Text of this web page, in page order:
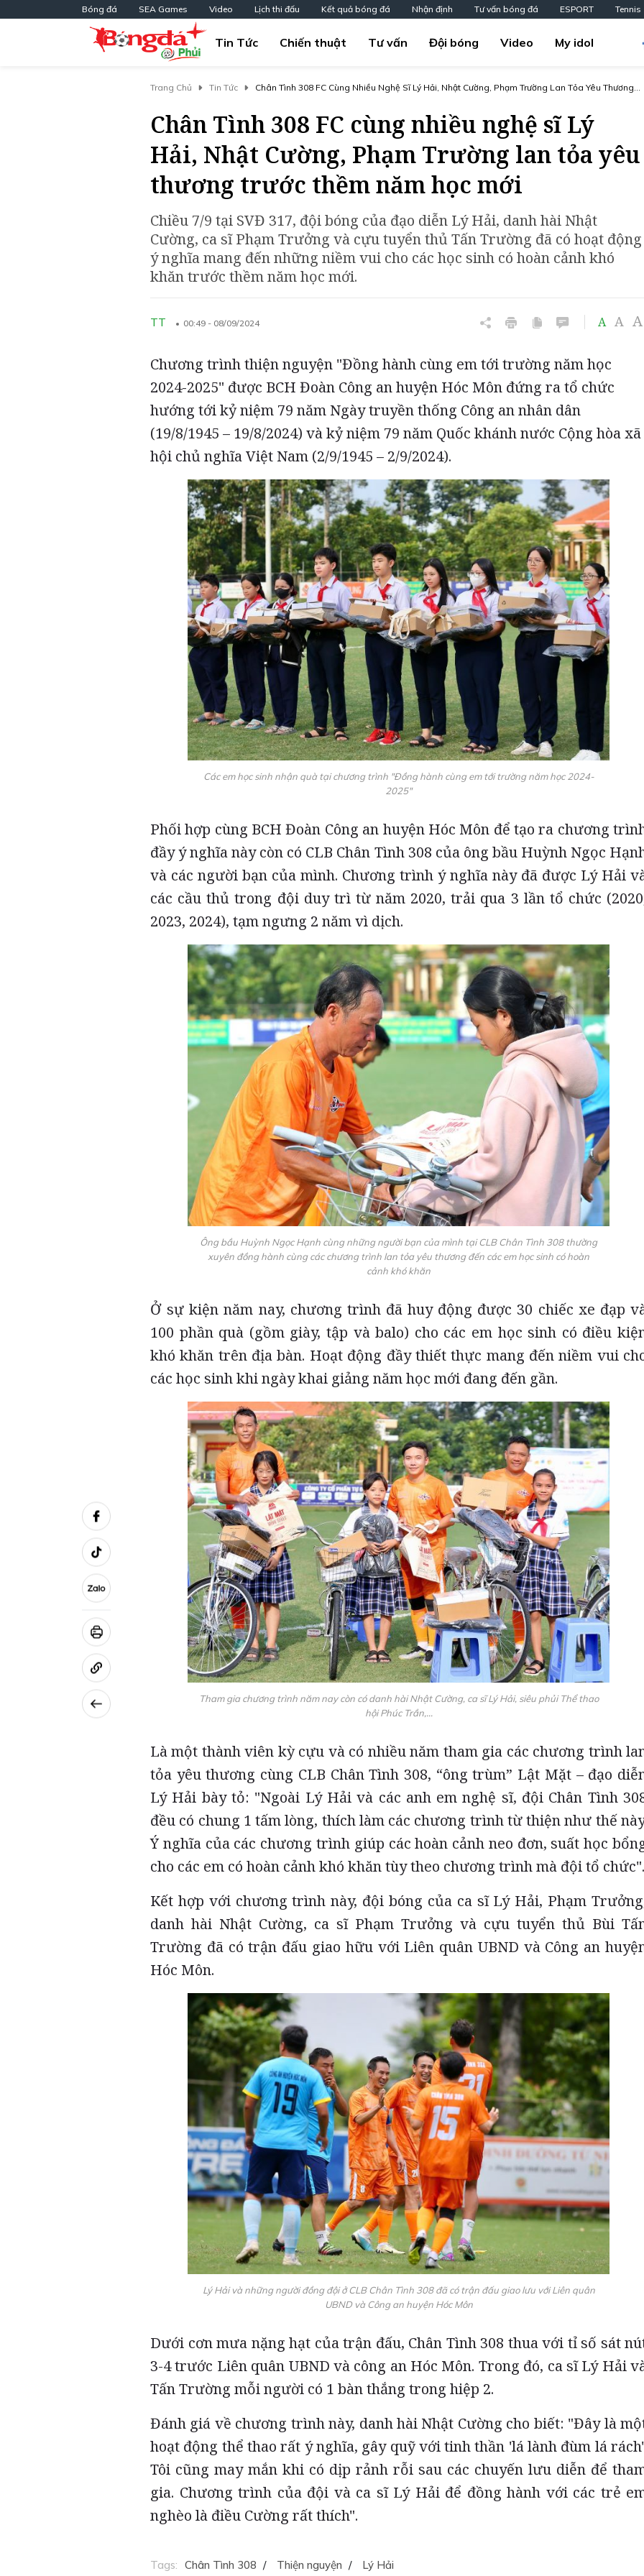
Bóng đá SEA Games Video Lịch thi đấu Kết quả bóng đá Nhận định Tư vấn bóng đá ESPORT Tennis
Tin Tức Chiến thuật Tư vấn Đội bóng Video My idol
Trang Chủ Tin Tức
Chân Tình 308 FC Cùng Nhiều Nghệ Sĩ Lý Hải, Nhật Cường, Phạm Trường Lan Tỏa Yêu Thương
Chân Tình 308 FC cùng nhiều nghệ sĩ Lý
Hải, Nhật Cường, Phạm Trường lan tỏa yêu
thương trước thềm năm học mới
Chiều 7/9 tại SVĐ 317, đội bóng của đạo diễn Lý Hải, danh hài Nhật
Cường, ca sĩ Phạm Trưởng và cựu tuyển thủ Tấn Trường đã có hoạt động
ý nghĩa mang đến những niềm vui cho các học sinh có hoàn cảnh khó
khăn trước thềm năm học mới.
TT 00:49 - 08/09/2024 A A A
Chương trình thiện nguyện "Đồng hành cùng em tới trường năm học
2024-2025" được BCH Đoàn Công an huyện Hóc Môn đứng ra tổ chức
hướng tới kỷ niệm 79 năm Ngày truyền thống Công an nhân dân
(19/8/1945 – 19/8/2024) và kỷ niệm 79 năm Quốc khánh nước Cộng hòa xã
hội chủ nghĩa Việt Nam (2/9/1945 – 2/9/2024).
Các em học sinh nhận quà tại chương trình "Đồng hành cùng em tới trường năm học 2024-
2025"
Phối hợp cùng BCH Đoàn Công an huyện Hóc Môn để tạo ra chương
đầy ý nghĩa này còn có CLB Chân Tình 308 của ông bầu Huỳnh Ngọc
và các người bạn của mình. Chương trình ý nghĩa này đã được Lý Hải
các cầu thủ trong đội duy trì từ năm 2020, trải qua 3 lần tổ chức
2023, 2024), tạm ngưng 2 năm vì dịch.
Ông bầu Huỳnh Ngọc Hạnh cùng những người bạn của mình tại CLB Chân Tình 308 thường
xuyên đồng hành cùng các chương trình lan tỏa yêu thương đến các em học sinh có hoàn
cảnh khó khăn
Ở sự kiện năm nay, chương trình đã huy động được 30 chiếc xe đạp
100 phần quà (gồm giày, tập và balo) cho các em học sinh có điều
khó khăn trên địa bàn. Hoạt động đầy thiết thực mang đến niềm vui
các học sinh khi ngày khai giảng năm học mới đang đến gần.
Tham gia chương trình năm nay còn có danh hài Nhật Cường, ca sĩ Lý Hải, siêu phủi Thể thao
hội Phúc Trần,...
Là một thành viên kỳ cựu và có nhiều năm tham gia các chương trình
tỏa yêu thương cùng CLB Chân Tình 308, “ông trùm” Lật Mặt – đạo
Lý Hải bày tỏ: "Ngoài Lý Hải và các anh em nghệ sĩ, đội Chân Tình
đều có chung 1 tấm lòng, thích làm các chương trình từ thiện như thế
Ý nghĩa của các chương trình giúp các hoàn cảnh neo đơn, suất học
cho các em có hoàn cảnh khó khăn tùy theo chương trình mà đội tổ chức".
Kết hợp với chương trình này, đội bóng của ca sĩ Lý Hải, Phạm
danh hài Nhật Cường, ca sĩ Phạm Trưởng và cựu tuyển thủ Bùi
Trường đã có trận đấu giao hữu với Liên quân UBND và Công an
Hóc Môn.
Lý Hải và những người đồng đội ở CLB Chân Tình 308 đã có trận đấu giao lưu với Liên quân
UBND và Công an huyện Hóc Môn
Dưới cơn mưa nặng hạt của trận đấu, Chân Tình 308 thua với tỉ số sát
3-4 trước Liên quân UBND và công an Hóc Môn. Trong đó, ca sĩ Lý Hải
Tấn Trường mỗi người có 1 bàn thắng trong hiệp 2.
Đánh giá về chương trình này, danh hài Nhật Cường cho biết: "Đây là
hoạt động thể thao rất ý nghĩa, gây quỹ với tinh thần 'lá lành đùm lá
Tôi cũng may mắn khi có dịp rảnh rỗi sau các chuyến lưu diễn để
gia. Chương trình của đội và ca sĩ Lý Hải để đồng hành với các trẻ
nghèo là điều Cường rất thích".
Tags: Chân Tình 308 / Thiện nguyện / Lý Hải